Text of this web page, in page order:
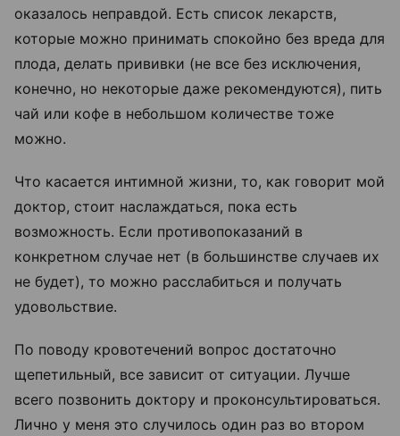
оказалось неправдой. Есть список лекарств,
которые можно принимать спокойно без вреда для
плода, делать прививки (не все без исключения,
конечно, но некоторые даже рекомендуются), пить
чай или кофе в небольшом количестве тоже
можно.
Что касается интимной жизни, то, как говорит мой
доктор, стоит наслаждаться, пока есть
возможность. Если противопоказаний в
конкретном случае нет (в большинстве случаев их
не будет), то можно расслабиться и получать
удовольствие.
По поводу кровотечений вопрос достаточно
щепетильный, все зависит от ситуации. Лучше
всего позвонить доктору и проконсультироваться.
Лично у меня это случилось один раз во втором